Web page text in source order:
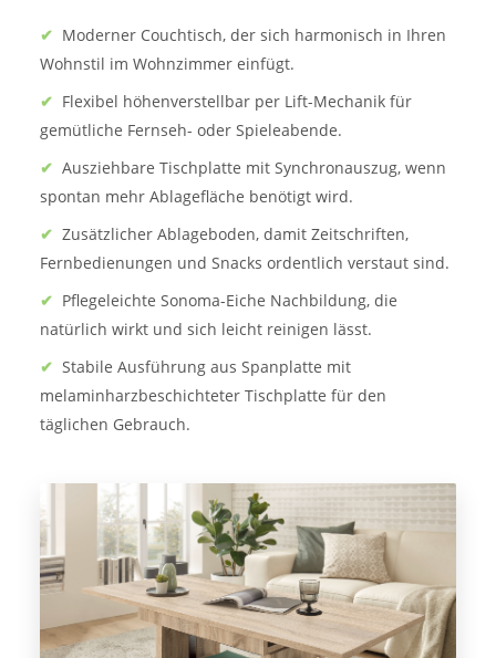
✔ Moderner Couchtisch, der sich harmonisch in Ihren
Wohnstil im Wohnzimmer einfügt.
✔ Flexibel höhenverstellbar per Lift-Mechanik für
gemütliche Fernseh- oder Spieleabende.
✔ Ausziehbare Tischplatte mit Synchronauszug, wenn
spontan mehr Ablagefläche benötigt wird.
✔ Zusätzlicher Ablageboden, damit Zeitschriften,
Fernbedienungen und Snacks ordentlich verstaut sind.
✔ Pflegeleichte Sonoma-Eiche Nachbildung, die
natürlich wirkt und sich leicht reinigen lässt.
✔ Stabile Ausführung aus Spanplatte mit
melaminharzbeschichteter Tischplatte für den
täglichen Gebrauch.